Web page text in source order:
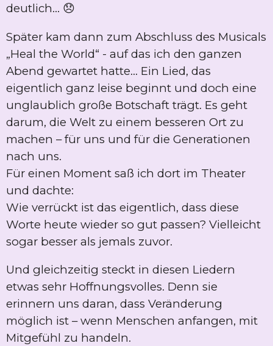
deutlich... 😞
Später kam dann zum Abschluss des Musicals
„Heal the World“ - auf das ich den ganzen
Abend gewartet hatte... Ein Lied, das
eigentlich ganz leise beginnt und doch eine
unglaublich große Botschaft trägt. Es geht
darum, die Welt zu einem besseren Ort zu
machen – für uns und für die Generationen
nach uns.
Für einen Moment saß ich dort im Theater
und dachte:
Wie verrückt ist das eigentlich, dass diese
Worte heute wieder so gut passen? Vielleicht
sogar besser als jemals zuvor.
Und gleichzeitig steckt in diesen Liedern
etwas sehr Hoffnungsvolles. Denn sie
erinnern uns daran, dass Veränderung
möglich ist – wenn Menschen anfangen, mit
Mitgefühl zu handeln.